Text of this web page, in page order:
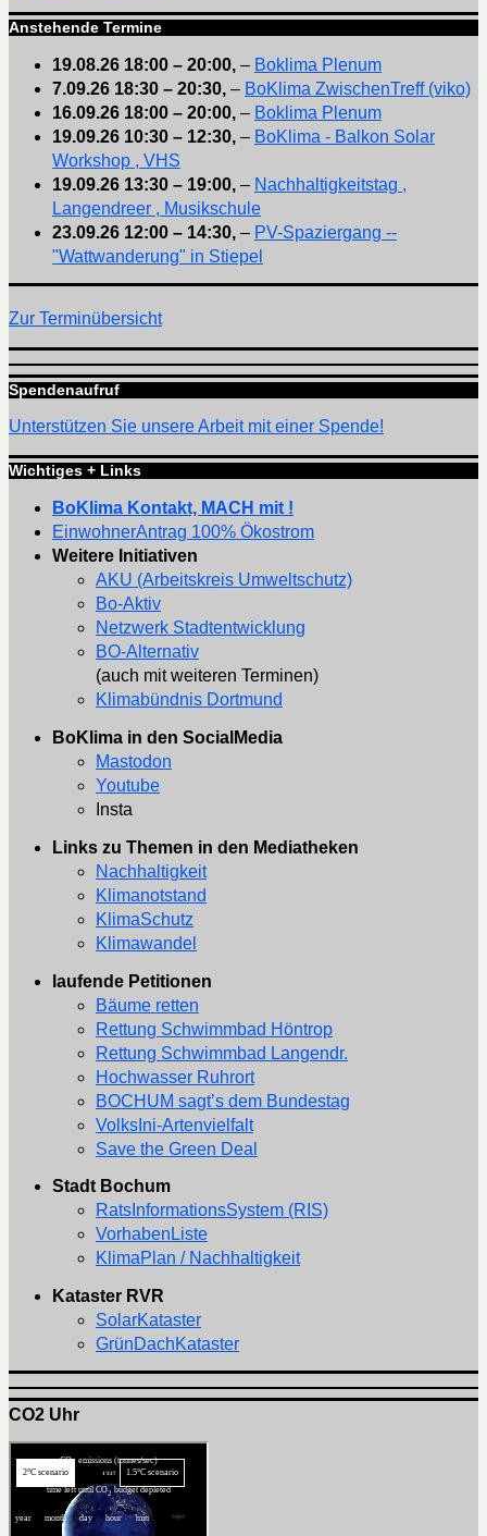
Anstehende Termine
19.08.26 18:00 – 20:00, – Boklima Plenum
7.09.26 18:30 – 20:30, – BoKlima ZwischenTreff (viko)
16.09.26 18:00 – 20:00, – Boklima Plenum
19.09.26 10:30 – 12:30, – BoKlima - Balkon Solar
Workshop , VHS
19.09.26 13:30 – 19:00, – Nachhaltigkeitstag ,
Langendreer , Musikschule
23.09.26 12:00 – 14:30, – PV-Spaziergang --
"Wattwanderung" in Stiepel
Zur Terminübersicht
Spendenaufruf
Unterstützen Sie unsere Arbeit mit einer Spende!
Wichtiges + Links
BoKlima Kontakt, MACH mit !
EinwohnerAntrag 100% Ökostrom
Weitere Initiativen
AKU (Arbeitskreis Umweltschutz)
Bo-Aktiv
Netzwerk Stadtentwicklung
BO-Alternativ
(auch mit weiteren Terminen)
Klimabündnis Dortmund
BoKlima in den SocialMedia
Mastodon
Youtube
Insta
Links zu Themen in den Mediatheken
Nachhaltigkeit
Klimanotstand
KlimaSchutz
Klimawandel
laufende Petitionen
Bäume retten
Rettung Schwimmbad Höntrop
Rettung Schwimmbad Langendr.
Hochwasser Ruhrort
BOCHUM sagt’s dem Bundestag
VolksIni-Artenvielfalt
Save the Green Deal
Stadt Bochum
RatsInformationsSystem (RIS)
VorhabenListe
KlimaPlan / Nachhaltigkeit
Kataster RVR
SolarKataster
GrünDachKataster
CO2 Uhr